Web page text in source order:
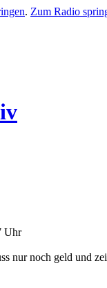
. Zum Radio
Uhr
nur noch geld und